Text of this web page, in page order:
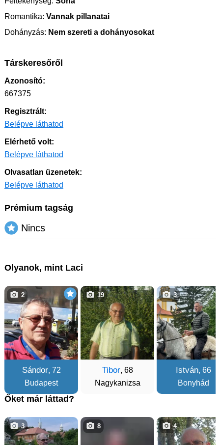
Romantika: Vannak pillanatai
Dohányzás: Nem szereti a dohányosokat
Társkeresőről
Azonosító:
667375
Regisztrált:
Belépve láthatod
Elérhető volt:
Belépve láthatod
Olvasatlan üzenetek:
Belépve láthatod
Prémium tagság
Nincs
Olyanok, mint Laci
Sándor, 72
Budapest
2
Tibor, 68
Nagykanizsa
19
István, 66
Bonyhád
3
Őket már láttad?
3 8 4